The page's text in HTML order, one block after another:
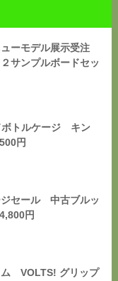
ーモデル展示受注
サンプルボードセッ
ボトルケージ キン
円
ジセール 中古ブルッ
円
ム VOLTS! グリップ